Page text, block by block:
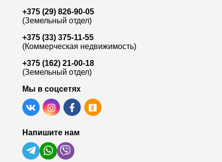
+375 (29) 826-90-05
(Земельный отдел)
+375 (33) 375-11-55
(Коммерческая недвижимость)
+375 (162) 21-00-18
(Земельный отдел)
Мы в соцсетях
Напишите нам